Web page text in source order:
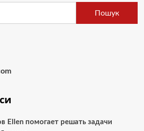
Пошук
Ellen помогает решать задачи